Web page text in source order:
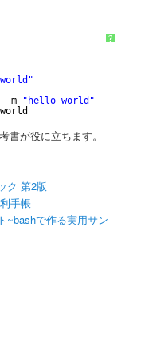
?
-m
"hello world"
書が役に立ちます。
ク 第2版
手帳
~bashで作る実用サン